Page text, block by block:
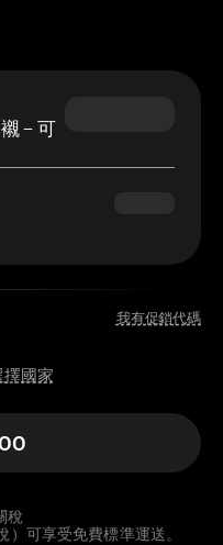
– 可
我有促銷代碼
擇國家
稅
可享受免費標準運送。